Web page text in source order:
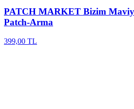
PATCH MARKET Bizim
Patch-Arma
399,00 TL